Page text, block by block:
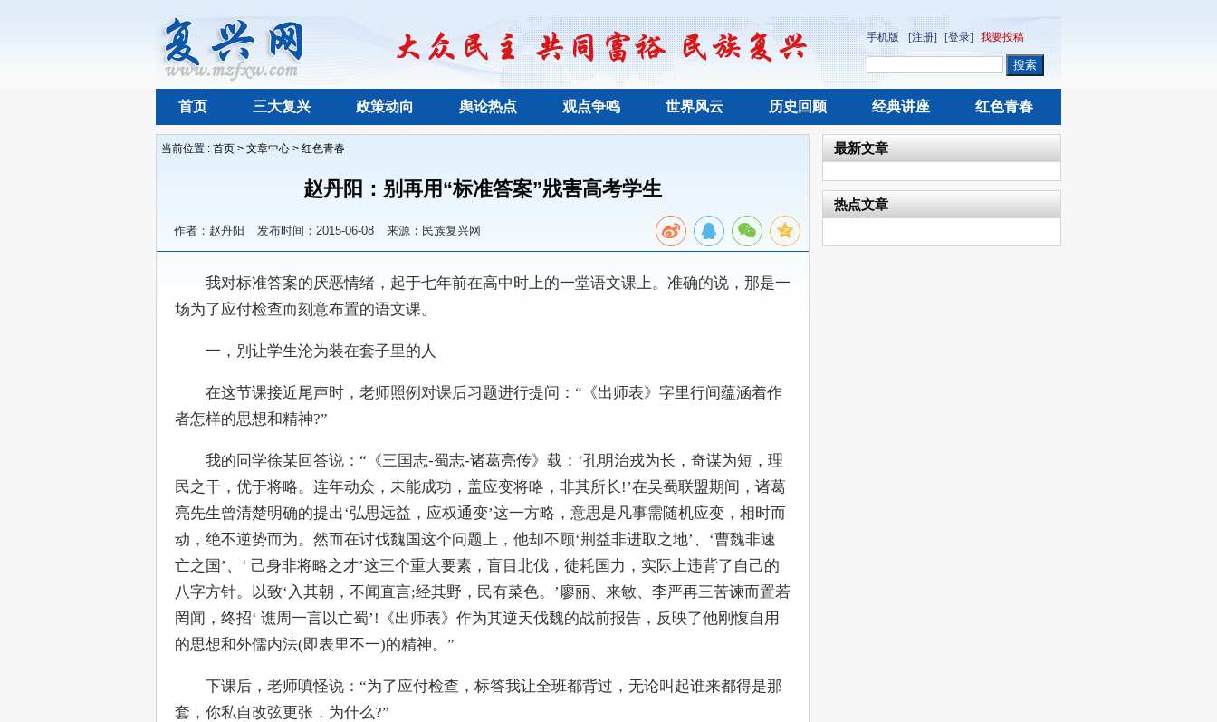
手机版 [注册] [登录] 我要投稿
首页 三大复兴 政策动向 舆论热点 观点争鸣 世界风云 历史回顾 经典讲座 红色青春
当前位置 : 首页 > 文章中心 > 红色青春
赵丹阳：别再用“标准答案”戕害高考学生
作者：赵丹阳 发布时间：2015-06-08 来源：民族复兴网
我对标准答案的厌恶情绪，起于七年前在高中时上的一堂语文课上。准确的说，那是一
场为了应付检查而刻意布置的语文课。
一，别让学生沦为装在套子里的人
在这节课接近尾声时，老师照例对课后习题进行提问：“《出师表》字里行间蕴涵着作
者怎样的思想和精神?”
我的同学徐某回答说：“《三国志-蜀志-诸葛亮传》载：‘孔明治戎为长，奇谋为短，理
民之干，优于将略。连年动众，未能成功，盖应变将略，非其所长!’在吴蜀联盟期间，诸葛
亮先生曾清楚明确的提出‘弘思远益，应权通变’这一方略，意思是凡事需随机应变，相时而
动，绝不逆势而为。然而在讨伐魏国这个问题上，他却不顾‘荆益非进取之地’、‘曹魏非速
亡之国’、‘ 己身非将略之才’这三个重大要素，盲目北伐，徒耗国力，实际上违背了自己的
八字方针。以致‘入其朝，不闻直言;经其野，民有菜色。’廖丽、来敏、李严再三苦谏而置若
罔闻，终招‘ 谯周一言以亡蜀’!《出师表》作为其逆天伐魏的战前报告，反映了他刚愎自用
的思想和外儒内法(即表里不一)的精神。”
下课后，老师嗔怪说：“为了应付检查，标答我让全班都背过，无论叫起谁来都得是那
套，你私自改弦更张，为什么?”
最新文章
热点文章